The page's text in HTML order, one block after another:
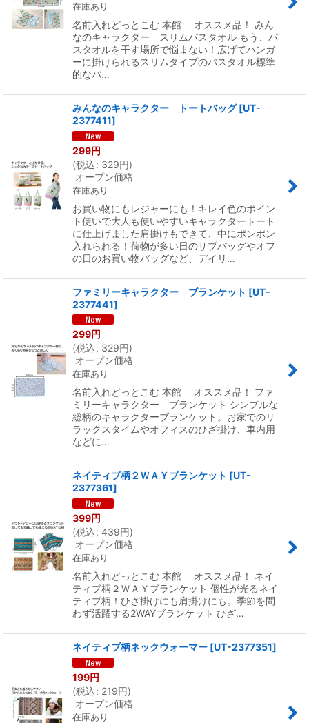
在庫あり
名前入れどっとこむ 本館 オススメ品！ みん
なのキャラクター スリムバスタオル もう、バ
スタオルを干す場所で悩まない！広げてハンガ
ーに掛けられるスリムタイプのバスタオル標準
的なバ…
みんなのキャラクター トートバッグ [UT-
2377411]
299円
(税込: 329円)
オープン価格
在庫あり
お買い物にもレジャーにも！キレイ色のポイン
ト使いで大人も使いやすいキャラクタートート
に仕上げました肩掛けもできて、中にポンポン
入れられる！荷物が多い日のサブバッグやオフ
の日のお買い物バッグなど、デイリ…
ファミリーキャラクター ブランケット [UT-
2377441]
299円
(税込: 329円)
オープン価格
在庫あり
名前入れどっとこむ 本館 オススメ品！ ファ
ミリーキャラクター ブランケット シンプルな
総柄のキャラクターブランケット。お家でのリ
ラックスタイムやオフィスのひざ掛け、車内用
などに…
ネイティブ柄２ＷＡＹブランケット [UT-
2377361]
399円
(税込: 439円)
オープン価格
在庫あり
名前入れどっとこむ 本館 オススメ品！ ネイ
ティブ柄２ＷＡＹブランケット 個性が光るネイ
ティブ柄！ひざ掛けにも肩掛けにも。季節を問
わず活躍する2WAYブランケット ひざ…
ネイティブ柄ネックウォーマー [UT-2377351]
199円
(税込: 219円)
オープン価格
在庫あり